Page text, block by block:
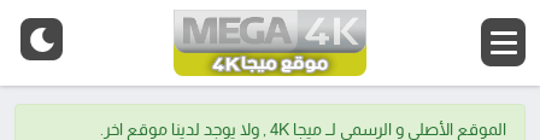
الموقع الأصلي و الرسمي لــ ميجا 4K , ولا يوجد لدينا موقع اخر.